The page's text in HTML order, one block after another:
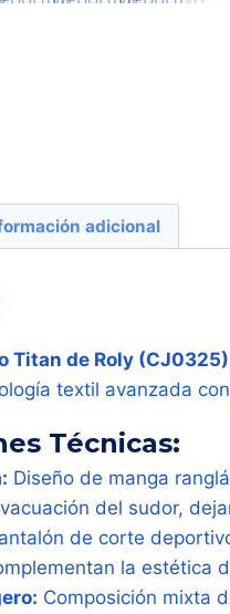
adicional
Titan de Roly (CJ0325)
textil avanzada
Técnicas:
Diseño de manga
del sudor,
de corte
la estética
Composición mixta